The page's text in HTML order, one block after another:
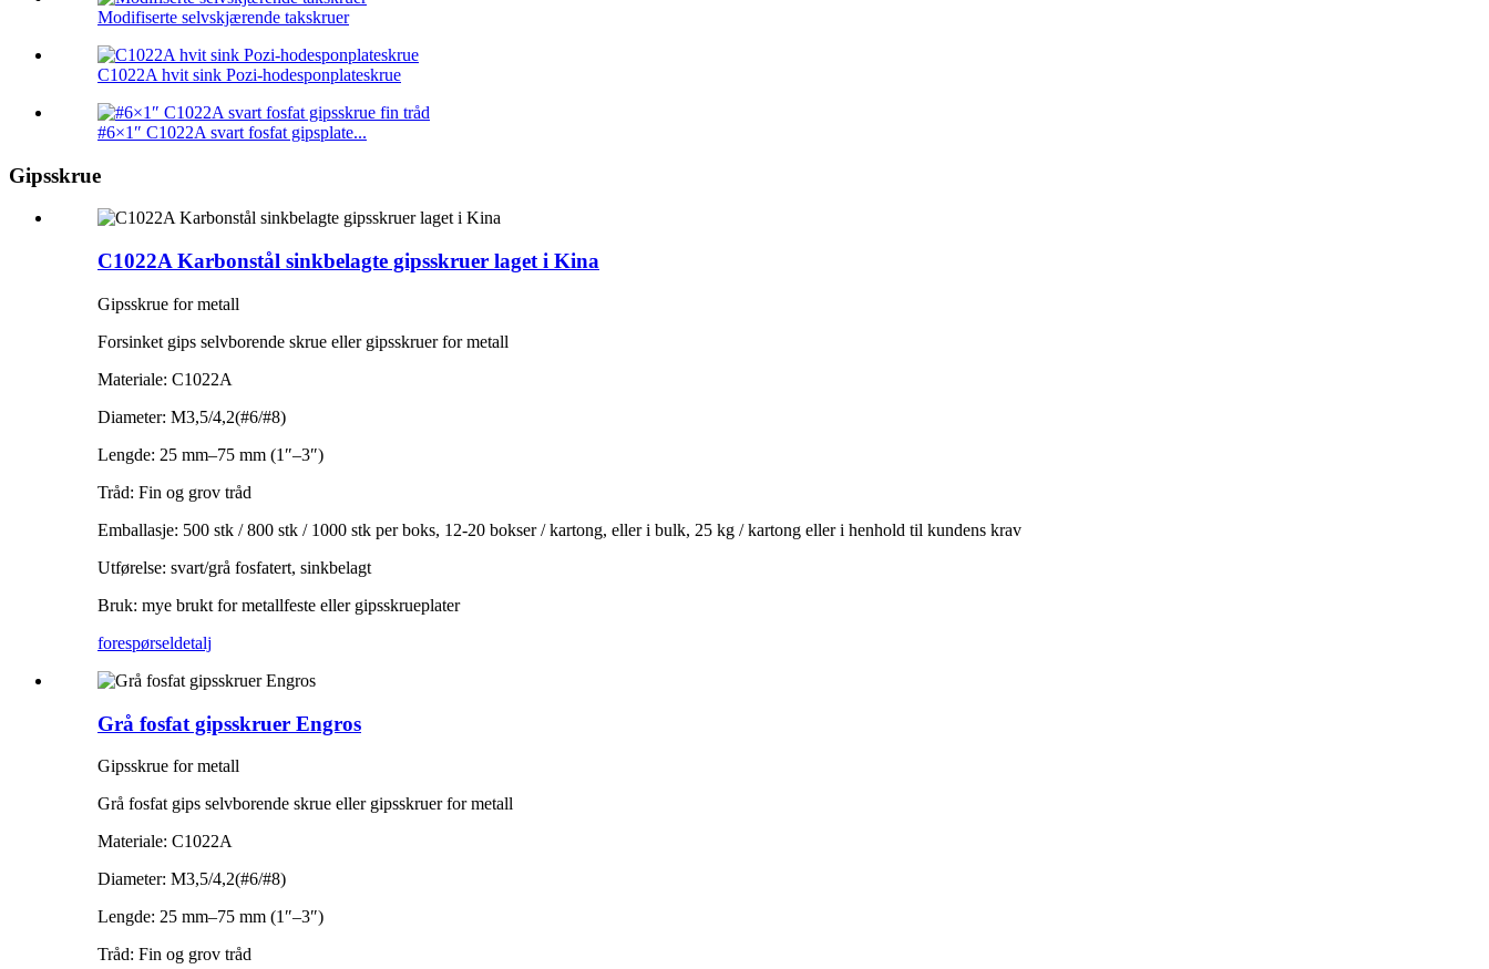
Modifiserte selvskjærende takskruer
C1022A hvit sink Pozi-hodesponplateskrue
#6×1″ C1022A svart fosfat gipsplate...
Gipsskrue
C1022A Karbonstål sinkbelagte gipsskruer laget i Kina
Gipsskrue for metall
Forsinket gips selvborende skrue eller gipsskruer for metall
Materiale: C1022A
Diameter: M3,5/4,2(#6/#8)
Lengde: 25 mm–75 mm (1″–3″)
Tråd: Fin og grov tråd
Emballasje: 500 stk / 800 stk / 1000 stk per boks, 12-20 bokser / kartong, eller i bulk, 25 kg / kartong eller i henhold til kundens krav
Utførelse: svart/grå fosfatert, sinkbelagt
Bruk: mye brukt for metallfeste eller gipsskrueplater
forespørseldetalj
Grå fosfat gipsskruer Engros
Gipsskrue for metall
Grå fosfat gips selvborende skrue eller gipsskruer for metall
Materiale: C1022A
Diameter: M3,5/4,2(#6/#8)
Lengde: 25 mm–75 mm (1″–3″)
Tråd: Fin og grov tråd